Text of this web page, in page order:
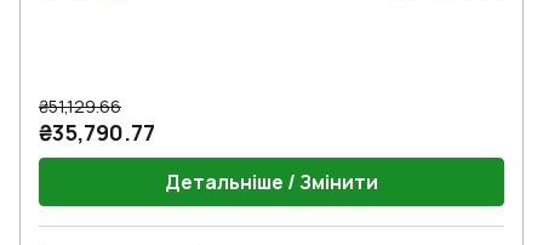
₴51,129.66
₴35,790.77
Детальніше / Змінити